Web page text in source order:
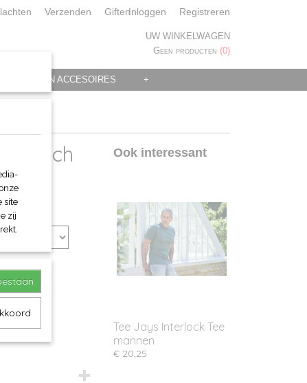
Verzenden GiftenInloggen Registreren
UW WINKELWAGEN
Geen producten (0)
EN ACCESOIRES +
Ook interessant
Tee Jays Interlock Tee
mannen
€ 20,25
site
zij